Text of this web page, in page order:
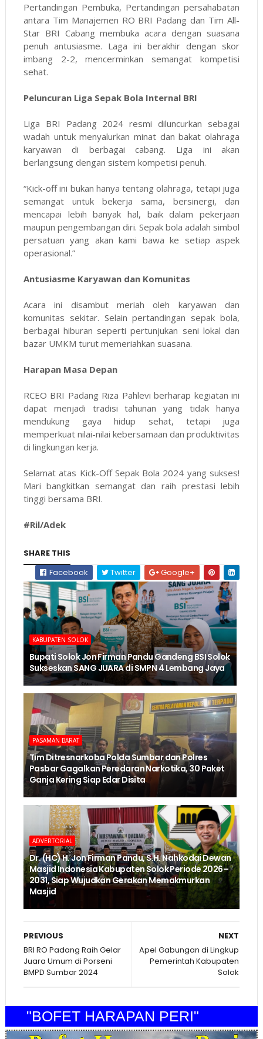
Pertandingan Pembuka, Pertandingan persahabatan
antara Tim Manajemen RO BRI Padang dan Tim All-
Star BRI Cabang membuka acara dengan suasana
penuh antusiasme. Laga ini berakhir dengan skor
imbang 2-2, mencerminkan semangat kompetisi
sehat.
Peluncuran Liga Sepak Bola Internal BRI
Liga BRI Padang 2024 resmi diluncurkan sebagai
wadah untuk menyalurkan minat dan bakat olahraga
karyawan di berbagai cabang. Liga ini akan
berlangsung dengan sistem kompetisi penuh.
“Kick-off ini bukan hanya tentang olahraga, tetapi juga
semangat untuk bekerja sama, bersinergi, dan
mencapai lebih banyak hal, baik dalam pekerjaan
maupun pengembangan diri. Sepak bola adalah simbol
persatuan yang akan kami bawa ke setiap aspek
operasional.”
Antusiasme Karyawan dan Komunitas
Acara ini disambut meriah oleh karyawan dan
komunitas sekitar. Selain pertandingan sepak bola,
berbagai hiburan seperti pertunjukan seni lokal dan
bazar UMKM turut memeriahkan suasana.
Harapan Masa Depan
RCEO BRI Padang Riza Pahlevi berharap kegiatan ini
dapat menjadi tradisi tahunan yang tidak hanya
mendukung gaya hidup sehat, tetapi juga
memperkuat nilai-nilai kebersamaan dan produktivitas
di lingkungan kerja.
Selamat atas Kick-Off Sepak Bola 2024 yang sukses!
Mari bangkitkan semangat dan raih prestasi lebih
tinggi bersama BRI.
#Ril/Adek
SHARE THIS
Facebook
Twitter Google+
KABUPATEN SOLOK
Bupati Solok Jon Firman Pandu Gandeng BSI Solok
Sukseskan SANG JUARA di SMPN 4 Lembang Jaya
PASAMAN BARAT
Tim Ditresnarkoba Polda Sumbar dan Polres
Pasbar Gagalkan Peredaran Narkotika, 30 Paket
Ganja Kering Siap Edar Disita
ADVERTORIAL
Dr. (HC) H. Jon Firman Pandu, S.H. Nahkodai Dewan
Masjid Indonesia Kabupaten Solok Periode 2026–
2031, Siap Wujudkan Gerakan Memakmurkan
Masjid
NEXT
Apel Gabungan di Lingkup
Pemerintah Kabupaten
Solok
PREVIOUS
BRI RO Padang Raih Gelar
Juara Umum di Porseni
BMPD Sumbar 2024
"BOFET HARAPAN PERI"